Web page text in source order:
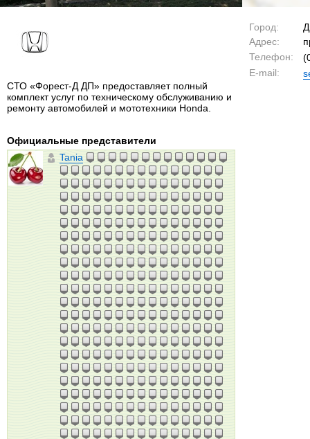
Город:
Адрес:
Телефон:
E-mail:
СТО «Форест-Д ДП» предоставляет полный
комплект услуг по техническому обслуживанию и
ремонту автомобилей и мототехники Honda.
Официальные представители
Tania